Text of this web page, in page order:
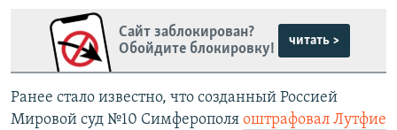
Сайт заблокирован?
Обойдите блокировку!
читать >
Ранее стало известно, что созданный Россией
Мировой суд №10 Симферополя оштрафовал Лутфие